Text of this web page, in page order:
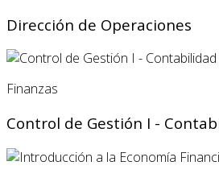
Dirección de Operaciones
Finanzas
Control de Gestión I -